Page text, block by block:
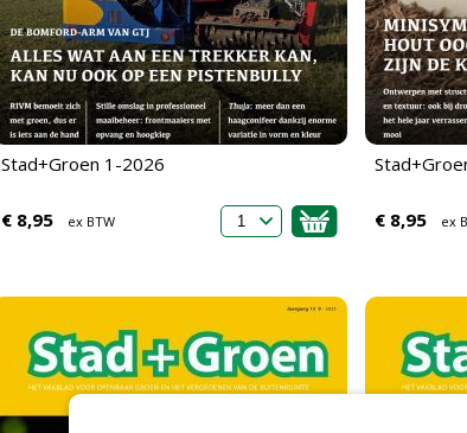
Stad+Groen 1-2026
€ 8,95 ex BTW € 8,95 ex